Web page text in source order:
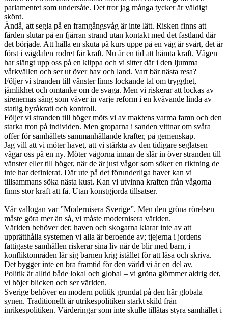
parlamentet som undersåte. Det tror jag många tycker är väldigt
skönt.
Ändå, att segla på en framgångsvåg är inte lätt. Risken finns att
färden slutar på en fjärran strand utan kontakt med det fastland där
det började. Att hålla en skuta på kurs uppe på en våg är svårt, det är
först i vågdalen rodret får kraft. Nu är en tid att hämta kraft. Vågen
har slängt upp oss på en klippa och vi sitter där i den ljumma
vårkvällen och ser ut över hav och land. Vart bär nästa resa?
Följer vi stranden till vänster finns lockande tal om trygghet,
jämlikhet och omtanke om de svaga. Men vi riskerar att lockas av
sirenernas sång som väver in varje reform i en kvävande linda av
statlig byråkrati och kontroll.
Följer vi stranden till höger möts vi av maktens varma famn och den
starka tron på individen. Men groparna i sanden vittnar om svåra
offer för samhällets sammanhållande krafter, på gemenskap.
Jag vill att vi möter havet, att vi stärkta av den tidigare seglatsen
vågar oss på en ny. Möter vågorna innan de slår in över stranden till
vänster eller till höger, när de är just vågor som söker en riktning de
inte har definierat. Där ute på det förunderliga havet kan vi
tillsammans söka nästa kust. Kan vi utvinna kraften från vågorna
finns stor kraft att få. Utan konstgjorda tillsatser.
Vår vallogan var ”Modernisera Sverige”. Men den gröna rörelsen
måste göra mer än så, vi måste modernisera världen.
Världen behöver det; haven och skogarna klarar inte av att
upprätthålla systemen vi alla är beroende av; tjejerna i jordens
fattigaste samhällen riskerar sina liv när de blir med barn, i
konfliktområden lär sig barnen krig istället för att läsa och skriva.
Det bygger inte en bra framtid för den värld vi är en del av.
Politik är alltid både lokal och global – vi gröna glömmer aldrig det,
vi höjer blicken och ser världen.
Sverige behöver en modern politik grundat på den här globala
synen. Traditionellt är utrikespolitiken starkt skild från
inrikespolitiken. Värderingar som inte skulle tillåtas styra samhället i